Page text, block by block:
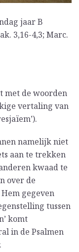
jaar B
3,16-4,3; Marc.
met de woorden
vertaling van
namelijk niet
aan te trekken
kwaad te
over de
gegeven
tussen
komt
in de Psalmen